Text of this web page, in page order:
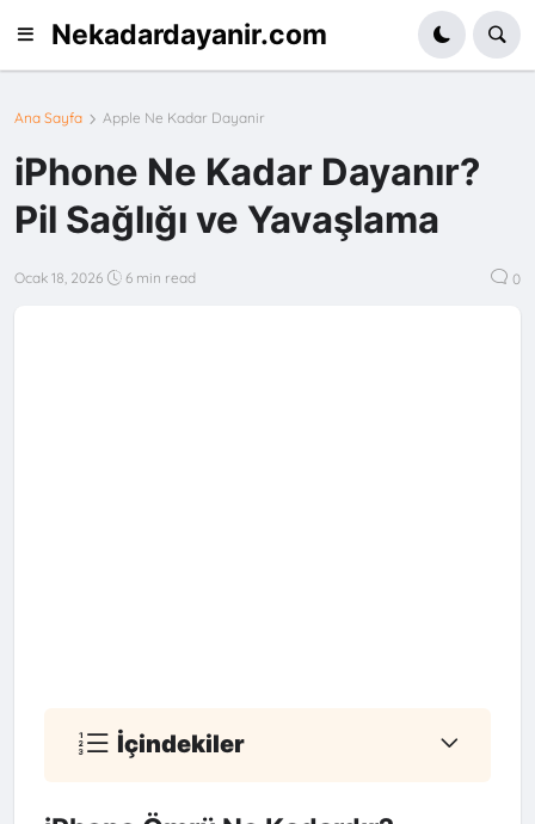
Nekadardayanir.com
Ana Sayfa Apple Ne Kadar Dayanir
iPhone Ne Kadar Dayanır?
Pil Sağlığı ve Yavaşlama
Ocak 18, 2026 6 min read 0
İçindekiler